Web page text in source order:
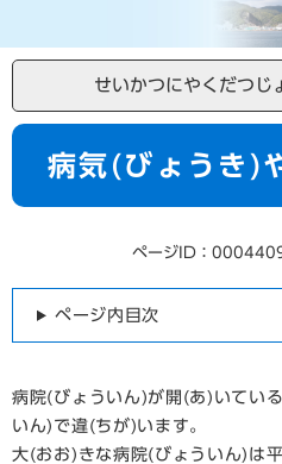
せいかつにやくだつじ
本
病気(びょうき)
ページID：
ページ内目次
病院(びょういん)が開(あ)いてい
いん)で違(ちが)います。
大(おお)きな病院(びょういん)は